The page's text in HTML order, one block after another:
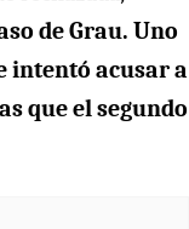
de Grau. Uno
intentó acusar a
que el segundo